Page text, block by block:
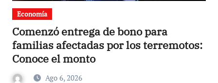
Economía
Comenzó entrega de bono para
familias afectadas por los terremotos:
Conoce el monto
Ago 6, 2026